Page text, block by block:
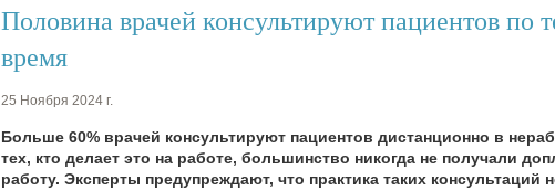
Половина врачей консультируют пациентов по
время
25 Ноября 2024 г.
Больше 60% врачей консультируют пациентов дистанционно в
тех, кто делает это на работе, большинство никогда не получали
работу. Эксперты предупреждают, что практика таких консультаций